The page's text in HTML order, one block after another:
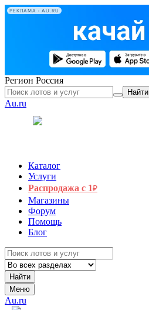
РЕКЛАМА • AU.RU
Регион Россия
Найти
Au.ru
Каталог
Услуги
Распродажа с 1₽
Магазины
Форум
Помощь
Блог
Найти
Меню
Au.ru